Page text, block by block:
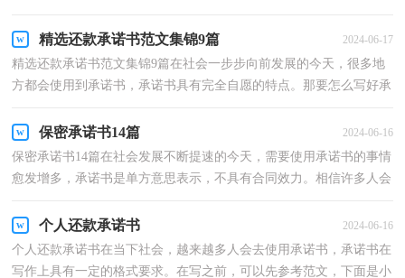
精选还款承诺书范文集锦9篇 2024-06-17
精选还款承诺书范文集锦9篇在社会一步步向前发展的今天，很多地
方都会使用到承诺书，承诺书具有完全自愿的特点。那要怎么写好承
保密承诺书14篇 2024-06-16
保密承诺书14篇在社会发展不断提速的今天，需要使用承诺书的事情
愈发增多，承诺书是单方意思表示，不具有合同效力。相信许多人会
个人还款承诺书 2024-06-16
个人还款承诺书在当下社会，越来越多人会去使用承诺书，承诺书在
写作上具有一定的格式要求。在写之前，可以先参考范文，下面是小